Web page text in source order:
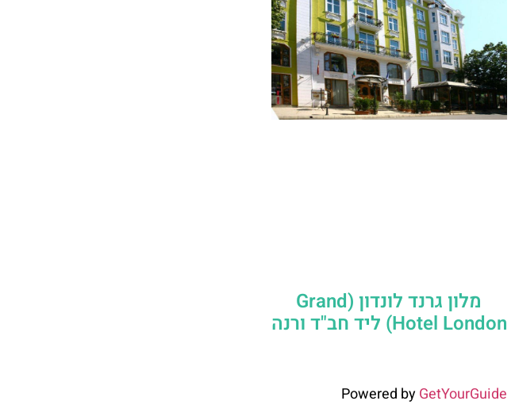
מלון גרנד לונדון (Grand
Hotel London) ליד חב"ד ורנה
Powered byGetYourGuide